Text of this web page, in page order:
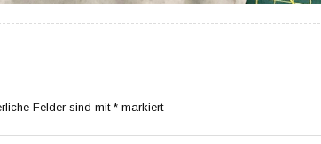
Felder sind mit* markiert